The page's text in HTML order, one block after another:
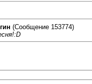
(Сообщение 153774)